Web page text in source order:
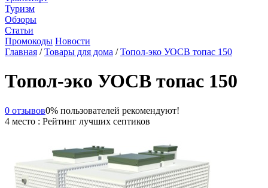
Туризм
Обзоры
Статьи
Промокоды Новости
Главная /Товары для дома /Топол-эко УОСВ топас 150
Топол-эко УОСВ топас 150
0 отзывов0% пользователей рекомендуют!
4 место : Рейтинг лучших септиков